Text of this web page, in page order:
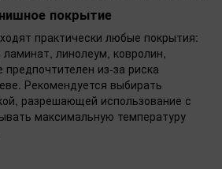
покрытие
практически любые покрытия:
линолеум, ковролин,
из-за риска
Рекомендуется выбирать
разрешающей использование с
максимальную температуру